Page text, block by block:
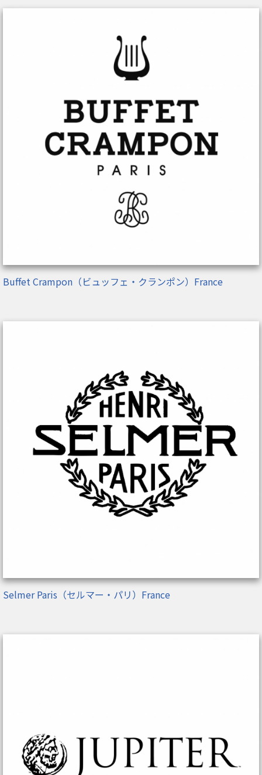
Buffet Crampon（ビュッフェ・クランポン）France
Selmer Paris（セルマー・パリ）France